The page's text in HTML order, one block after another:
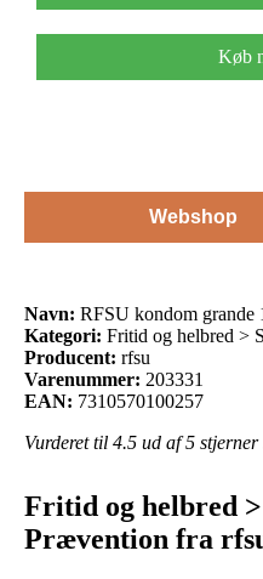
Køb
Webshop
Navn: RFSU kondom grande
Kategori: Fritid og helbred >
Producent: rfsu
Varenummer: 203331
EAN: 7310570100257
Vurderet til 4.5 ud af 5 stjerner
Fritid og helbred >
Prævention fra